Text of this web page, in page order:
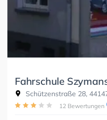
Fahrschule
Schützenstraße 28,
12 Bewertungen